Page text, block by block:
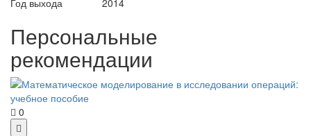
Год выхода
2014
Персональные
рекомендации
0